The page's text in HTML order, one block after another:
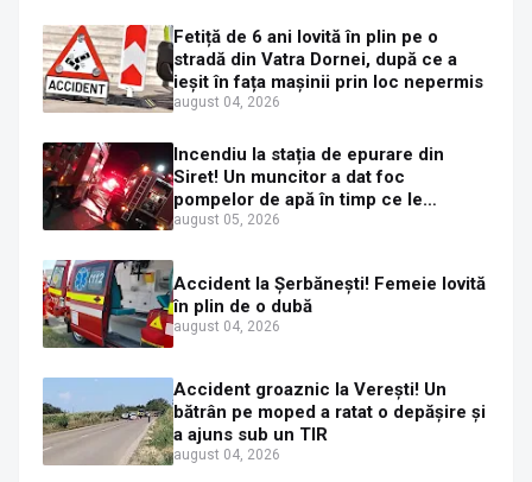
Fetiță de 6 ani lovită în plin pe o
stradă din Vatra Dornei, după ce a
ieșit în fața mașinii prin loc nepermis
august 04, 2026
Incendiu la stația de epurare din
Siret! Un muncitor a dat foc
pompelor de apă în timp ce le
alimenta cu combustibil
august 05, 2026
Accident la Șerbănești! Femeie lovită
în plin de o dubă
august 04, 2026
Accident groaznic la Verești! Un
bătrân pe moped a ratat o depășire și
a ajuns sub un TIR
august 04, 2026